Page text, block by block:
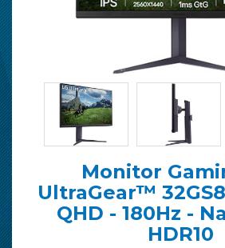
Monitor
UltraGear™
QHD - 180Hz -
HDR10